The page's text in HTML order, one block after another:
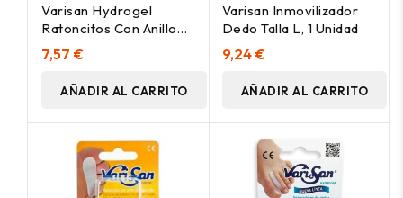
Varisan Hydrogel
Ratoncitos Con Anillo
De Sujección Talla
Mediana Pie Derecho, 1
7,57 €
AÑADIR AL CARRITO
Varisan Inmovilizador
Dedo Talla L, 1 Unidad
9,24 €
AÑADIR AL CARRITO